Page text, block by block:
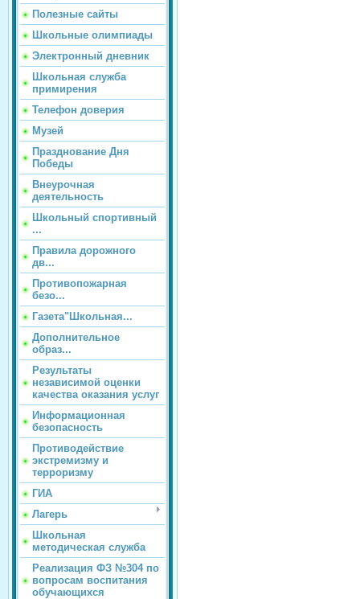
Полезные сайты
Школьные олимпиады
Электронный дневник
Школьная служба
примирения
Телефон доверия
Музей
Празднование Дня
Победы
Внеурочная
деятельность
Школьный спортивный
...
Правила дорожного
дв...
Противопожарная
безо...
Газета"Школьная...
Дополнительное
образ...
Результаты
независимой оценки
качества оказания услуг
Информационная
безопасность
Противодействие
экстремизму и
терроризму
ГИА
Лагерь
Школьная
методическая служба
Реализация ФЗ №304 по
вопросам воспитания
обучающихся